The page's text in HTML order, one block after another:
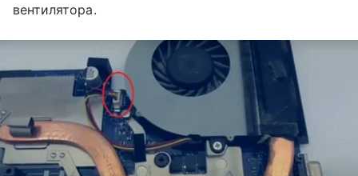
вентилятора.